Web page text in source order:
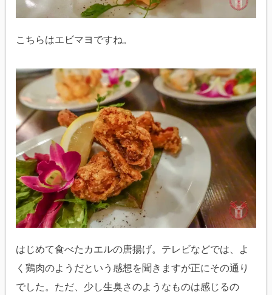
こちらはエビマヨですね。
はじめて食べたカエルの唐揚げ。テレビなどでは、よ
く鶏肉のようだという感想を聞きますが正にその通り
でした。ただ、少し生臭さのようなものは感じるの